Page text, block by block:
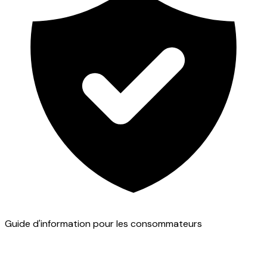
Guide d'information pour les consommateurs